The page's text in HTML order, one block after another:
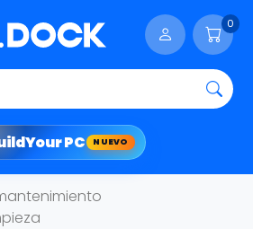
0
Your PC NUEVO